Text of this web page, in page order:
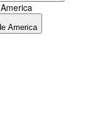
America